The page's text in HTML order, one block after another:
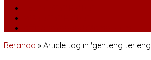
Beranda » Article tag in 'genteng